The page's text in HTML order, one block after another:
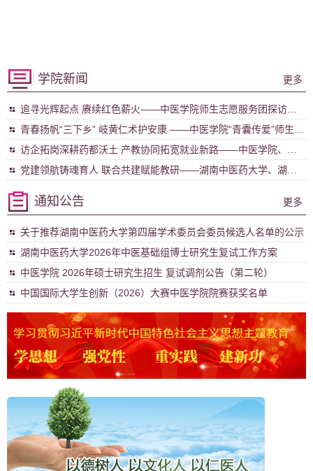
学院新闻 更多
追寻光辉起点 赓续红色薪火——中医学院师生志愿服务团探访浏
阳秋收起义红色圣地
青春扬帆“三下乡” 岐黄仁术护安康 ——中医学院“青囊传爱”师生志
愿服务团赴浏阳 开展暑期“三下乡”社会实践活动
访企拓岗深耕药都沃土 产教协同拓宽就业新路——中医学院、医
学院联合赴安徽亳州开展访企拓岗专项行动
党建领航铸魂育人 联合共建赋能教研——湖南中医药大学、湖南
省中医药研究院联合主题党日活动
通知公告 更多
关于推荐湖南中医药大学第四届学术委员会委员候选人名单的公示
湖南中医药大学2026年中医基础组博士研究生复试工作方案
中医学院 2026年硕士研究生招生 复试调剂公告（第二轮）
中国国际大学生创新（2026）大赛中医学院院赛获奖名单